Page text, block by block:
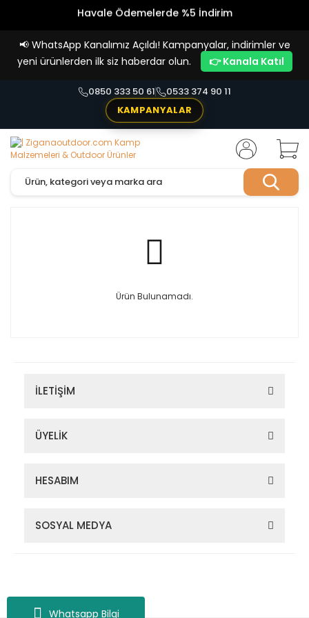
Whatsapp Bilgi
Havale Ödemelerde %5 İndirim
📢 WhatsApp Kanalımız Açıldı! Kampanyalar, indirimler ve
yeni ürünlerden ilk siz haberdar olun.
👉 Kanala Katıl
0850 333 50 61
0533 374 90 11
KAMPANYALAR
Ürün Bulunamadı.
İLETİŞİM
ÜYELİK
HESABIM
SOSYAL MEDYA